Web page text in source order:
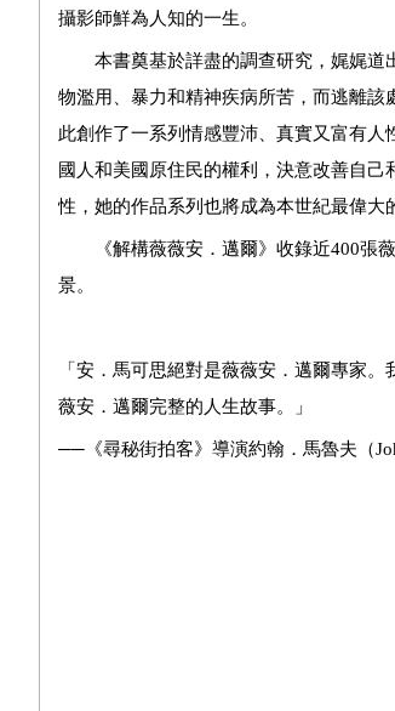
攝影師鮮為人知的一生。
本書奠基於詳盡的調查研究，娓娓道
物濫用、暴力和精神疾病所苦，而逃離
此創作了一系列情感豐沛、真實又富有
國人和美國原住民的權利，決意改善自
性，她的作品系列也將成為本世紀最偉大
《解構薇薇安．邁爾》收錄近400張薇
景。
「安．馬可思絕對是薇薇安．邁爾專家
薇安．邁爾完整的人生故事。」
──《尋秘街拍客》導演約翰．馬魯夫（